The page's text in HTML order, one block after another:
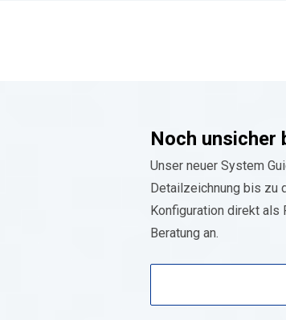
Noch unsicher
Unser neuer System
Detailzeichnung bis zu
Konfiguration direkt als
Beratung an.